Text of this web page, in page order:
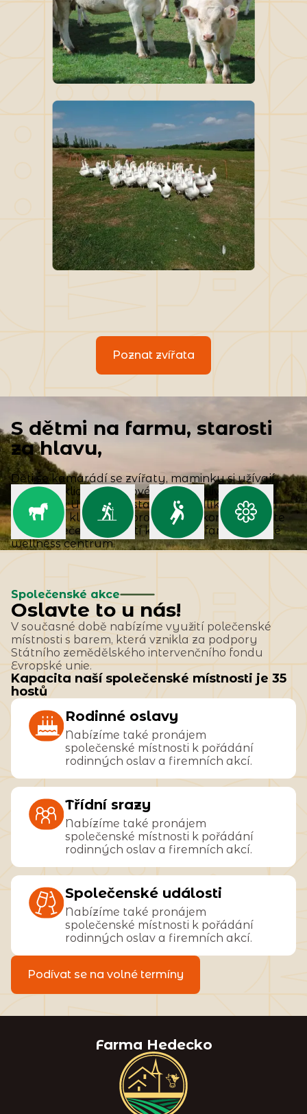
Poznat zvířata
S dětmi na farmu, starosti
za hlavu,
Děti se kamarádí se zvířaty, maminky si užívají
vesnický klid a tatínkové už netrpělivě vyhlížejí
jídelníček. U nás je postaráno o jedlíky, rybáře i
milovníky klidu. A po projižďce na koni se můžete
těšit na večeři. Součástí komplexu farmy je také
wellness centrum.
na farmě
Společenské akce
Oslavte to u nás!
V současné době nabízíme využití polečenské
místnosti s barem, která vznikla za podpory
Státního zemědělského intervenčního fondu
Evropské unie.
Kapacita naší společenské místnosti je 35
hostů
Rodinné oslavy
Nabízíme také pronájem
společenské místnosti k pořádání
rodinných oslav a firemních akcí.
Třídní srazy
Nabízíme také pronájem
společenské místnosti k pořádání
rodinných oslav a firemních akcí.
Společenské události
Nabízíme také pronájem
společenské místnosti k pořádání
rodinných oslav a firemních akcí.
Podívat se na volné termíny
Farma Hedecko